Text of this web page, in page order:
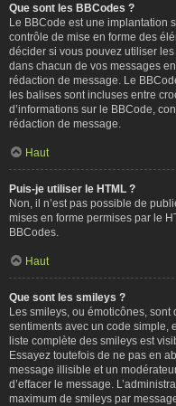
Que sont les BBCodes ?
Le BBCode est une implantation
contrôle de mise en forme des
décider si vous pouvez utiliser
dans chacun de vos messages
rédaction de message. Le
les balises sont incluses entre
d’informations sur le BBCode,
rédaction de message.
Haut
Puis-je utiliser le HTML ?
Non, il n’est pas possible de
mises en forme permises par le
BBCodes.
Haut
Que sont les smileys ?
Les smileys, ou émoticônes,
sentiments avec un code simple,
liste complète des smileys est
Essayez toutefois de ne pas en
message illisible et un
d’effacer le message.
maximum de smileys par